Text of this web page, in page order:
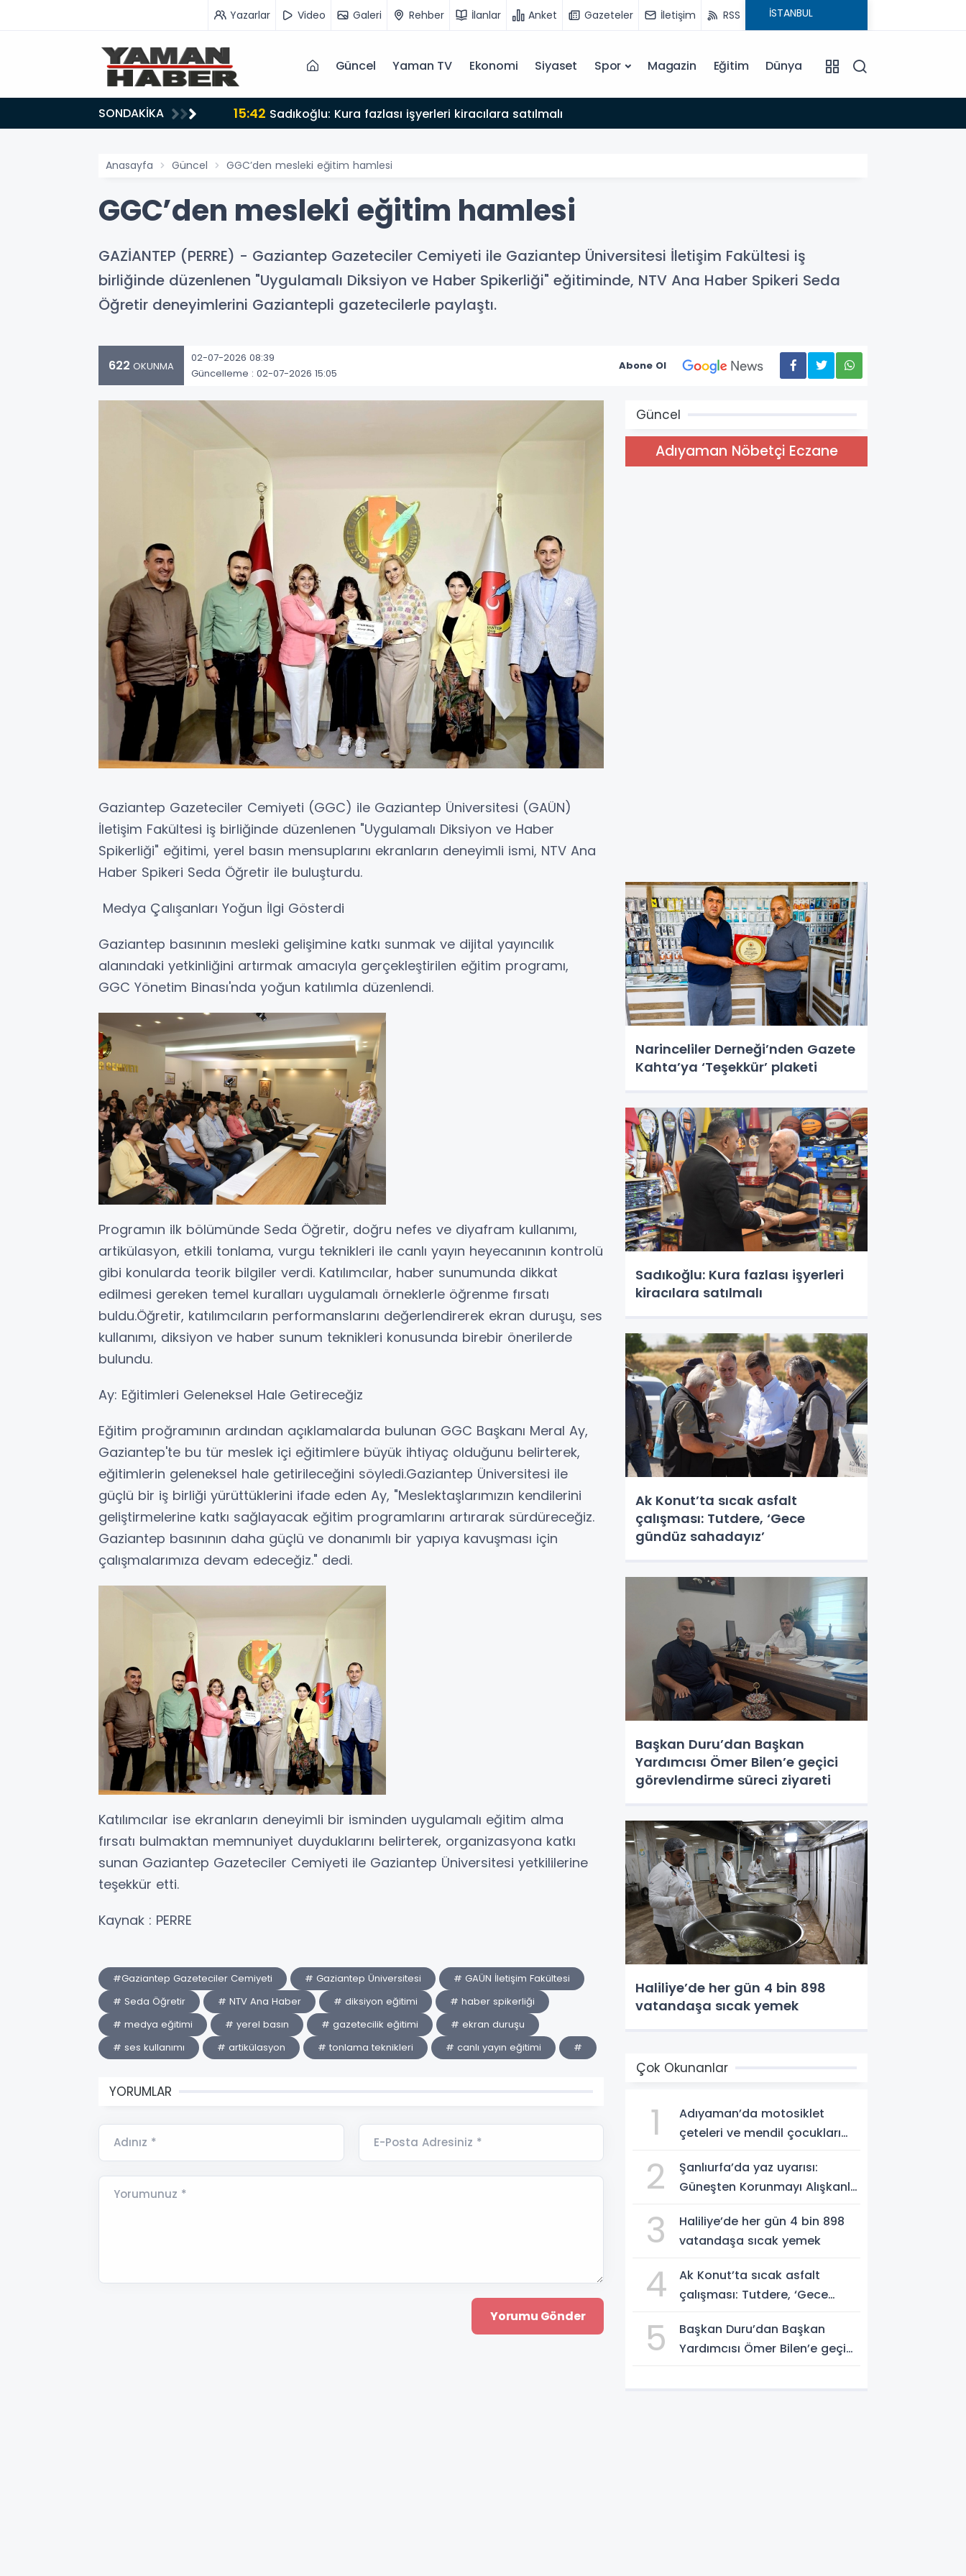
Yazarlar Video Galeri Rehber İlanlar Anket Gazeteler İletişim RSS
Güncel Yaman TV Ekonomi Siyaset Spor Magazin Eğitim Dünya
SONDAKİKA
tarafında olmayı seçtim’ 15:42 Sadıkoğlu: Kura fazlası işyerleri kiracılara satılmalı
Anasayfa Güncel GGC’den mesleki eğitim hamlesi
GGC’den mesleki eğitim hamlesi
GAZİANTEP (PERRE) - Gaziantep Gazeteciler Cemiyeti ile Gaziantep Üniversitesi İletişim Fakültesi iş
birliğinde düzenlenen "Uygulamalı Diksiyon ve Haber Spikerliği" eğitiminde, NTV Ana Haber Spikeri Seda
Öğretir deneyimlerini Gaziantepli gazetecilerle paylaştı.
622 OKUNMA
02-07-2026 08:39
Güncelleme : 02-07-2026 15:05
Abone Ol
Gaziantep Gazeteciler Cemiyeti (GGC) ile Gaziantep Üniversitesi (GAÜN)
İletişim Fakültesi iş birliğinde düzenlenen "Uygulamalı Diksiyon ve Haber
Spikerliği" eğitimi, yerel basın mensuplarını ekranların deneyimli ismi, NTV Ana
Haber Spikeri Seda Öğretir ile buluşturdu.
Medya Çalışanları Yoğun İlgi Gösterdi
Gaziantep basınının mesleki gelişimine katkı sunmak ve dijital yayıncılık
alanındaki yetkinliğini artırmak amacıyla gerçekleştirilen eğitim programı,
GGC Yönetim Binası'nda yoğun katılımla düzenlendi.
Programın ilk bölümünde Seda Öğretir, doğru nefes ve diyafram kullanımı,
artikülasyon, etkili tonlama, vurgu teknikleri ile canlı yayın heyecanının kontrolü
gibi konularda teorik bilgiler verdi. Katılımcılar, haber sunumunda dikkat
edilmesi gereken temel kuralları uygulamalı örneklerle öğrenme fırsatı
buldu.Öğretir, katılımcıların performanslarını değerlendirerek ekran duruşu, ses
kullanımı, diksiyon ve haber sunum teknikleri konusunda birebir önerilerde
bulundu.
Ay: Eğitimleri Geleneksel Hale Getireceğiz
Eğitim proğramının ardından açıklamalarda bulunan GGC Başkanı Meral Ay,
Gaziantep'te bu tür meslek içi eğitimlere büyük ihtiyaç olduğunu belirterek,
eğitimlerin geleneksel hale getirileceğini söyledi.Gaziantep Üniversitesi ile
güçlü bir iş birliği yürüttüklerini ifade eden Ay, "Meslektaşlarımızın kendilerini
geliştirmelerine katkı sağlayacak eğitim programlarını artırarak sürdüreceğiz.
Gaziantep basınının daha güçlü ve donanımlı bir yapıya kavuşması için
çalışmalarımıza devam edeceğiz." dedi.
Katılımcılar ise ekranların deneyimli bir isminden uygulamalı eğitim alma
fırsatı bulmaktan memnuniyet duyduklarını belirterek, organizasyona katkı
sunan Gaziantep Gazeteciler Cemiyeti ile Gaziantep Üniversitesi yetkililerine
teşekkür etti.
Kaynak : PERRE
#Gaziantep Gazeteciler Cemiyeti # Gaziantep Üniversitesi
# GAÜN İletişim Fakültesi
# Seda Öğretir
# NTV Ana Haber # diksiyon eğitimi
# haber spikerliği
# medya eğitimi
# yerel basın # gazetecilik eğitimi
# ekran duruşu
# ses kullanımı
# artikülasyon # tonlama teknikleri # canlı yayın eğitimi #
YORUMLAR
Adınız * E-Posta Adresiniz *
Yorumunuz *
Güncel
Adıyaman Nöbetçi Eczane
Narinceliler Derneği’nden Gazete
Kahta’ya ‘Teşekkür’ plaketi
Sadıkoğlu: Kura fazlası işyerleri
kiracılara satılmalı
Ak Konut’ta sıcak asfalt
çalışması: Tutdere, ‘Gece
gündüz sahadayız’
Başkan Duru’dan Başkan
Yardımcısı Ömer Bilen’e geçici
görevlendirme süreci ziyareti
Haliliye’de her gün 4 bin 898
vatandaşa sıcak yemek
Çok Okunanlar
1
Adıyaman’da motosiklet
çeteleri ve mendil çocukları
2
Şanlıurfa’da yaz uyarısı:
Güneşten Korunmayı Alışkanlık
3
Haliliye’de her gün 4 bin 898
vatandaşa sıcak yemek
4
Ak Konut’ta sıcak asfalt
çalışması: Tutdere, ‘Gece
5
Başkan Duru’dan Başkan
Yardımcısı Ömer Bilen’e geçici